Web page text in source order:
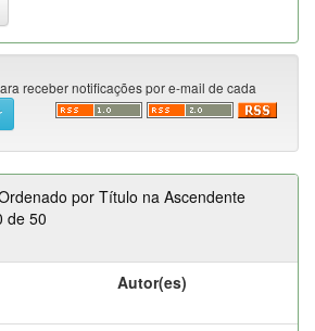
receber notificações por e-mail de cada
por Título na Ascendente
de 50
Autor(es)